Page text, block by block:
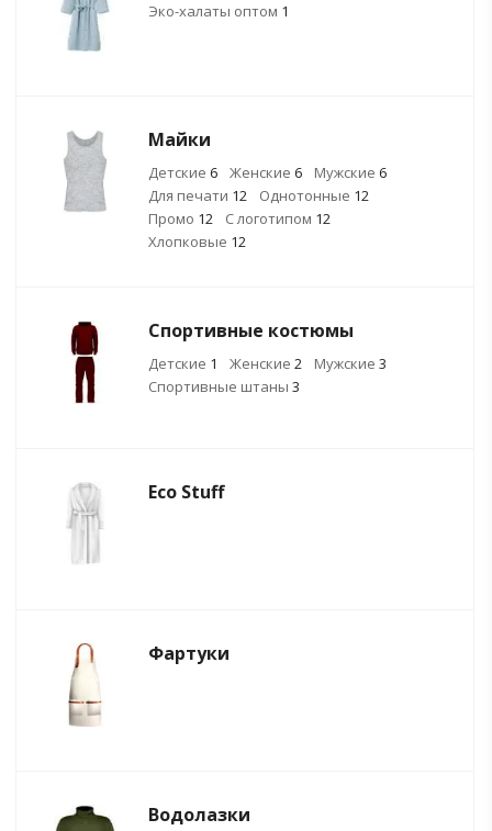
Эко-халаты оптом 1
Майки
Детские 6 Женские 6 Мужские 6
Для печати 12 Однотонные 12
Промо 12 С логотипом 12
Хлопковые 12
Спортивные костюмы
Детские 1 Женские 2 Мужские 3
Спортивные штаны 3
Eсо Stuff
Фартуки
Водолазки